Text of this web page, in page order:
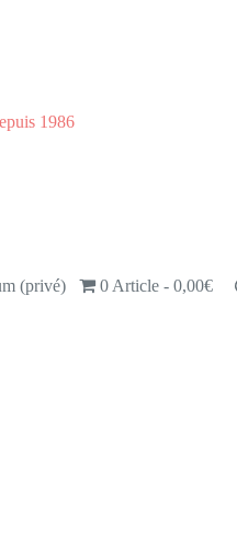
1986
(privé) 0 Article 0,00€